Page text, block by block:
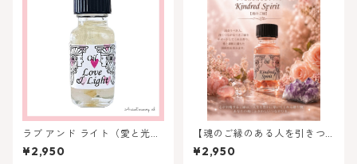
ラブ アンド ライト（愛と光）
- アンシェントメモリーオイル
¥2,950
【魂のご縁のある人を引きつ
ける】キンドレッドスピリッ
ト（魂のご縁）
¥2,950